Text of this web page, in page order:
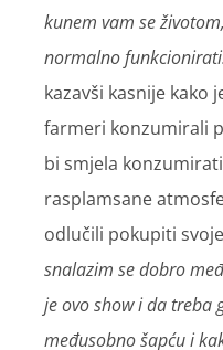
kunem vam se
normalno
kazavši kasnije kako
farmeri konzumirali
bi smjela
rasplamsane
odlučili pokupiti
snalazim se dobro
je ovo show i da treba
međusobno šapću i